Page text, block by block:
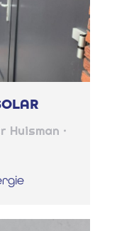
Huisman